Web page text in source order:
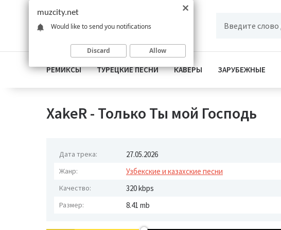
РЕМИКСЫ ТУРЕЦКИЕ ПЕСНИ КАВЕРЫ ЗАРУБЕЖНЫЕ
XakeR - Только Ты мой Господь
Дата трека: 27.05.2026
Жанр: Узбекские и казахские песни
Качество: 320 kbps
Размер: 8.41 mb
muzcity.net
Would like to send you notifications
Discard Allow